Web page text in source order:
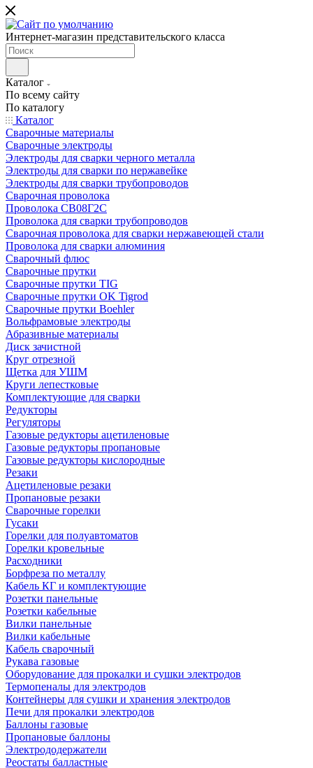
Интернет-магазин представительского класса
Каталог
По всему сайту
По каталогу
Каталог
Сварочные материалы
Сварочные электроды
Электроды для сварки черного металла
Электроды для сварки по нержавейке
Электроды для сварки трубопроводов
Сварочная проволока
Проволока СВ08Г2С
Проволока для сварки трубопроводов
Сварочная проволока для сварки нержавеющей стали
Проволока для сварки алюминия
Сварочный флюс
Сварочные прутки
Сварочные прутки TIG
Сварочные прутки OK Tigrod
Сварочные прутки Boehler
Вольфрамовые электроды
Абразивные материалы
Диск зачистной
Круг отрезной
Щетка для УШМ
Круги лепестковые
Комплектующие для сварки
Редукторы
Регуляторы
Газовые редукторы ацетиленовые
Газовые редукторы пропановые
Газовые редукторы кислородные
Резаки
Ацетиленовые резаки
Пропановые резаки
Сварочные горелки
Гусаки
Горелки для полуавтоматов
Горелки кровельные
Расходники
Борфреза по металлу
Кабель КГ и комплектующие
Розетки панельные
Розетки кабельные
Вилки панельные
Вилки кабельные
Кабель сварочный
Рукава газовые
Оборудование для прокалки и сушки электродов
Термопеналы для электродов
Контейнеры для сушки и хранения электродов
Печи для прокалки электродов
Баллоны газовые
Пропановые баллоны
Электрододержатели
Реостаты балластные